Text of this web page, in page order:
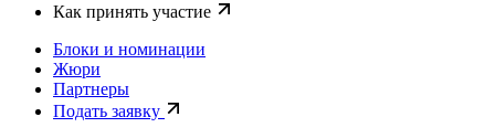
Как принять участие
Блоки и номинации
Жюри
Партнеры
Подать заявку